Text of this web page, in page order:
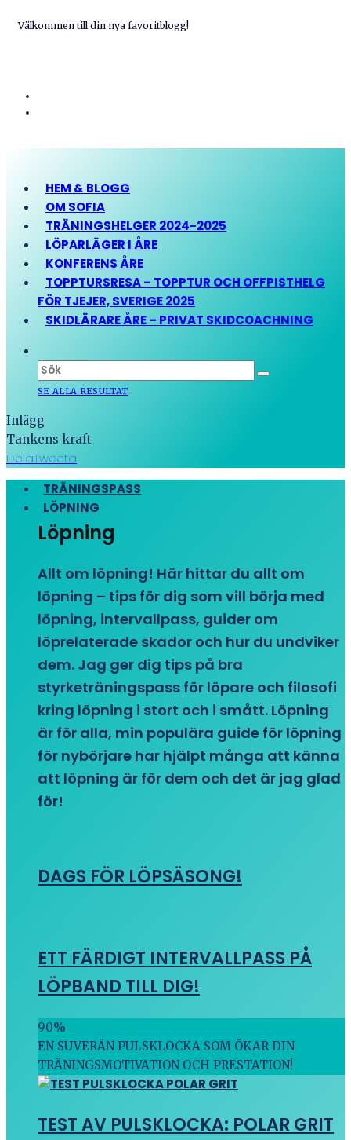
Välkommen till din nya favoritblogg!
HEM & BLOGG
OM SOFIA
TRÄNINGSHELGER 2024-2025
LÖPARLÄGER I ÅRE
KONFERENS ÅRE
TOPPTURSRESA – TOPPTUR OCH OFFPISTHELG
FÖR TJEJER, SVERIGE 2025
SKIDLÄRARE ÅRE – PRIVAT SKIDCOACHNING
SE ALLA RESULTAT
Inlägg
Tankens kraft
DelaTweeta
TRÄNINGSPASS
LÖPNING
Löpning
Allt om löpning! Här hittar du allt om
löpning – tips för dig som vill börja med
löpning, intervallpass, guider om
löprelaterade skador och hur du undviker
dem. Jag ger dig tips på bra
styrketräningspass för löpare och filosofi
kring löpning i stort och i smått. Löpning
är för alla, min populära guide för löpning
för nybörjare har hjälpt många att känna
att löpning är för dem och det är jag glad
för!
DAGS FÖR LÖPSÄSONG!
ETT FÄRDIGT INTERVALLPASS PÅ
LÖPBAND TILL DIG!
90%
EN SUVERÄN PULSKLOCKA SOM ÖKAR DIN
TRÄNINGSMOTIVATION OCH PRESTATION!
TEST AV PULSKLOCKA: POLAR GRIT